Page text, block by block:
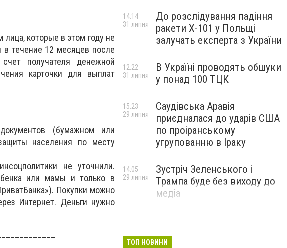
которые в этом году не
в течение 12 месяцев после
получателя денежной
карточки для выплат
(бумажном или
населения по месту
не уточнили.
или мамы и только в
Покупки можно
Интернет. Деньги нужно
До розслідування падіння
ракети Х-101 у Польщі
залучать експерта з України
14:14
31 липня
В Україні проводять обшуки
у понад 100 ТЦК
12:22
31 липня
Саудівська Аравія
приєдналася до ударів США
по проіранському
угрупованню в Іраку
15:23
29 липня
Зустріч Зеленського і
Трампа буде без виходу до
медіа
14:05
29 липня
ТОП НОВИНИ